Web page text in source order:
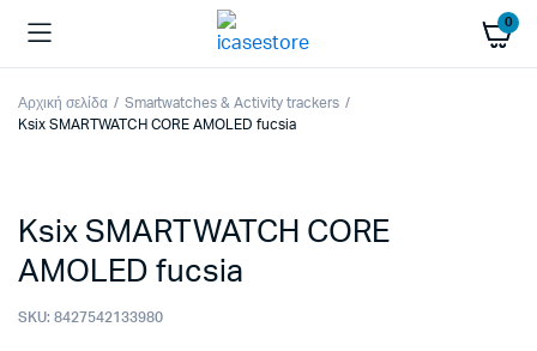
0
Αρχική σελίδα
Smartwatches & Activity trackers
Ksix SMARTWATCH CORE AMOLED fucsia
Ksix SMARTWATCH CORE
AMOLED fucsia
SKU: 8427542133980